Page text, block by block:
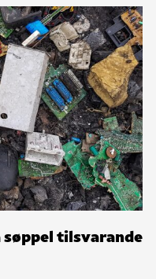
tilsvarande